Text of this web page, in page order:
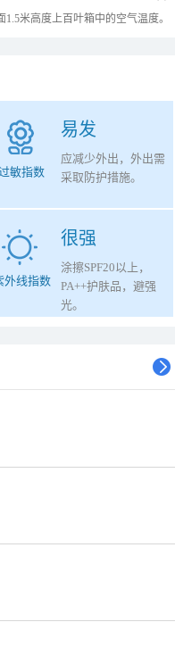
米高度上百叶箱中的空气温度。
易发
敏指数
应减少外出，外出需
采取防护措施。
很强
外线指数
涂擦SPF20以上，
PA++护肤品，避强
光。